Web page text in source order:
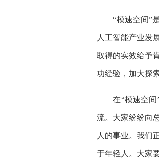
“模速空间”是
人工智能产业发
取得的实效给予
功经验，加大探
在“模速空间”3
流。大家纷纷向
人的事业。我们
于年轻人。大家